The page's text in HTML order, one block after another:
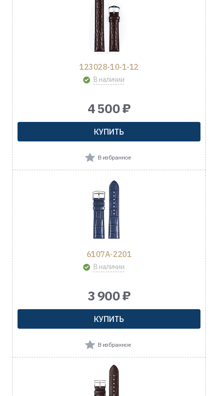
123028-10-1-12
В наличии
4 500 ₽
КУПИТЬ
В избранное
6107A-2201
В наличии
3 900 ₽
КУПИТЬ
В избранное